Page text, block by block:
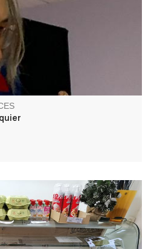
de français
étrangers. Stages, séjours
à Colmars.
alimentation épicerie,
régionaux, viande et
de journaux et dépôt de